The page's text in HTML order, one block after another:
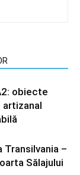
obiecte
–
Sălajului